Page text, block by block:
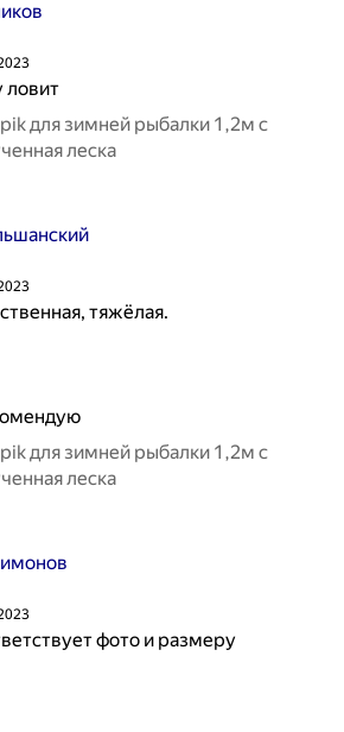
ловит
для зимней рыбалки 1,2м с
леска
тяжёлая.
для зимней рыбалки 1,2м с
леска
фото и размеру